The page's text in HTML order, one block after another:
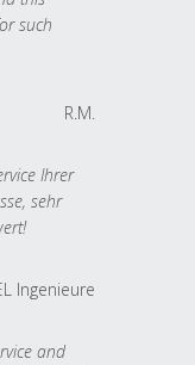
such
R.M.
Ihrer
sehr
Ingenieure
and